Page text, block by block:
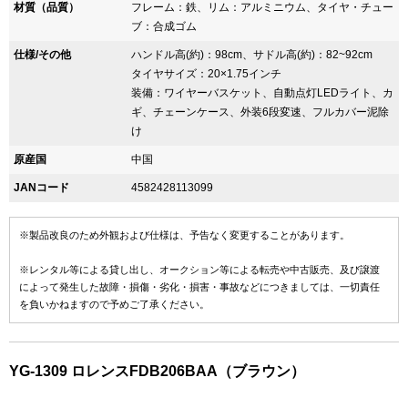
材質（品質）
フレーム：鉄、リム：アルミニウム、タイヤ・チュー
ブ：合成ゴム
仕様/その他
ハンドル高(約)：98cm、サドル高(約)：82~92cm
タイヤサイズ：20×1.75インチ
装備：ワイヤーバスケット、自動点灯LEDライト、カ
ギ、チェーンケース、外装6段変速、フルカバー泥除
け
原産国 中国
JANコード 4582428113099
※製品改良のため外観および仕様は、予告なく変更することがあります。
※レンタル等による貸し出し、オークション等による転売や中古販売、及び譲渡
によって発生した故障・損傷・劣化・損害・事故などにつきましては、一切責任
を負いかねますので予めご了承ください。
YG-1309 ロレンスFDB206BAA（ブラウン）